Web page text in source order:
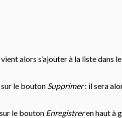
alors s’ajouter à la liste
le bouton Supprimer: il sera
le bouton Enregistreren haut à